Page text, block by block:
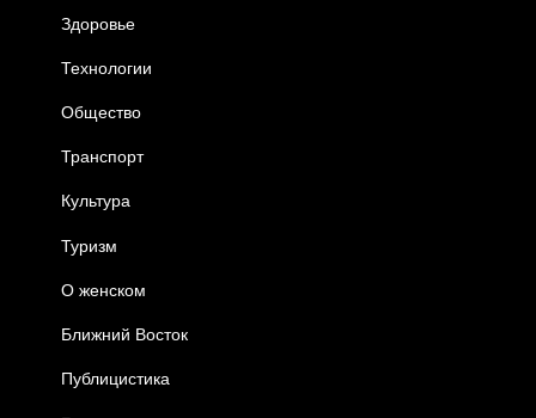
Здоровье
Технологии
Общество
Транспорт
Культура
Туризм
О женском
Ближний Восток
Публицистика